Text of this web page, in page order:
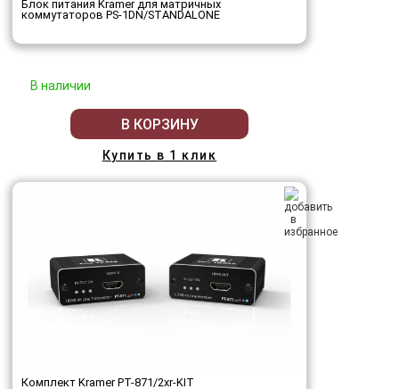
Блок питания Kramer для матричных
коммутаторов PS-1DN/STANDALONE
В наличии
В КОРЗИНУ
Купить в 1 клик
Комплект Kramer PT-871/2xr-KIT